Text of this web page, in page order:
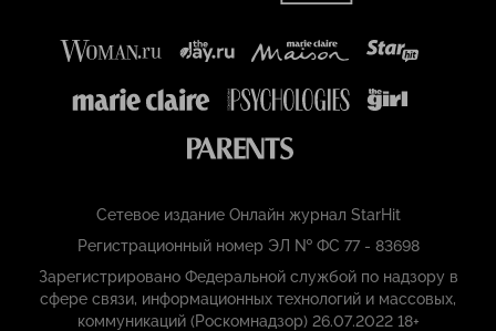
Сетевое издание Онлайн журнал StarHit
Регистрационный номер ЭЛ № ФС 77 - 83698
Зарегистрировано Федеральной службой по надзору в
сфере связи, информационных технологий и массовых,
коммуникаций (Роскомнадзор) 26.07.2022 18+